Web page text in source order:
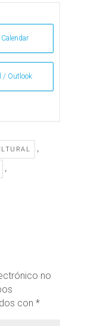
/ Outlook
,
,
no
con *